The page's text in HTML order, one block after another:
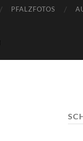
PFALZFOTOS